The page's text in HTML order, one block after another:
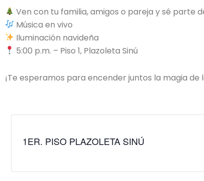
Ven con tu familia, amigos o pareja y sé parte
Música en vivo
Iluminación navideña
5:00 p.m. – Piso 1, Plazoleta Sinú
¡Te esperamos para encender juntos la magia de
1ER. PISO PLAZOLETA SINÚ